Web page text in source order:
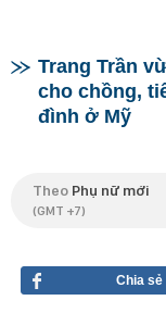
Trang Trần
cho chồng,
đình ở Mỹ
Theo Phụ nữ mới
(GMT +7)
Chia sẻ